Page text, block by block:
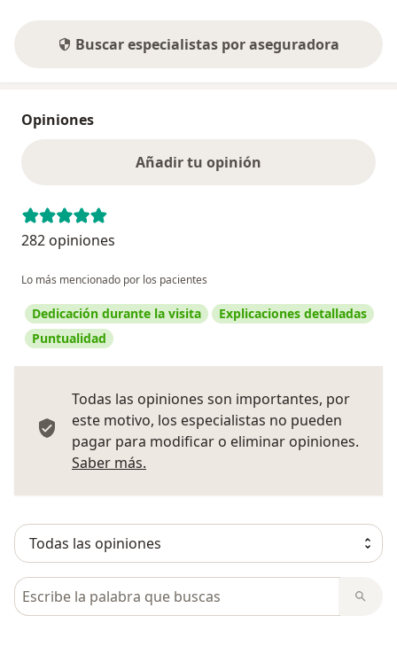
Buscar especialistas por aseguradora
Opiniones
Añadir tu opinión
282 opiniones
Lo más mencionado por los pacientes
Dedicación durante la visita
Explicaciones detalladas
Puntualidad
Todas las opiniones son importantes, por
este motivo, los especialistas no pueden
pagar para modificar o eliminar opiniones.
Saber más.
Busca en opiniones